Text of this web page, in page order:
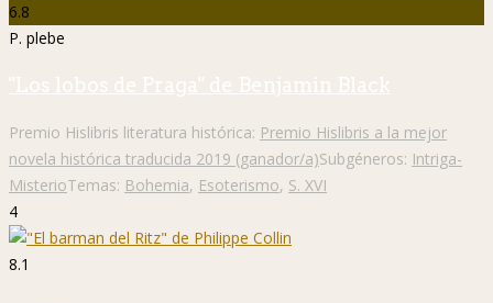
6.8
P. plebe
"Los lobos de Praga" de Benjamin Black
Premio Hislibris literatura histórica: Premio Hislibris a la mejor
novela histórica traducida 2019 (ganador/a)Subgéneros: Intriga-
MisterioTemas: Bohemia, Esoterismo, S. XVI
4
8.1